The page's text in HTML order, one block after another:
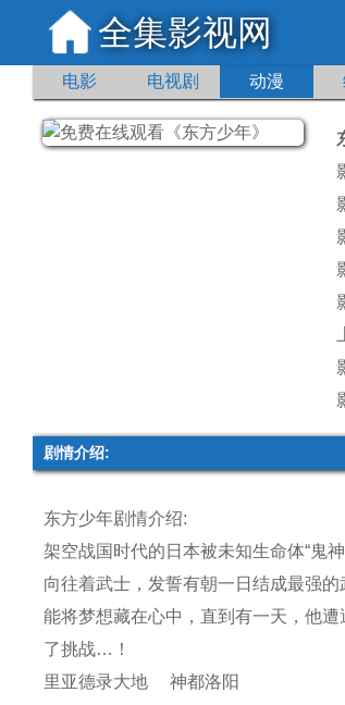
全集影视网
电影 电视剧 动漫
剧情介绍:
东方少年剧情介绍:
架空战国时代的日本被未知生命体“鬼
向往着武士，发誓有朝一日结成最强
能将梦想藏在心中，直到有一天，他
了挑战…！
里亚德录大地
神都洛阳